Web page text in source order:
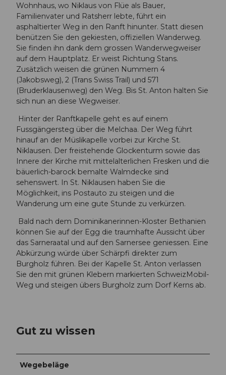
Wohnhaus, wo Niklaus von Flüe als Bauer,
Familienvater und Ratsherr lebte, führt ein
asphaltierter Weg in den Ranft hinunter. Statt diesen
benützen Sie den gekiesten, offiziellen Wanderweg.
Sie finden ihn dank dem grossen Wanderwegweiser
auf dem Hauptplatz. Er weist Richtung Stans.
Zusätzlich weisen die grünen Nummern 4
(Jakobsweg), 2 (Trans Swiss Trail) und 571
(Bruderklausenweg) den Weg. Bis St. Anton halten Sie
sich nun an diese Wegweiser.
Hinter der Ranftkapelle geht es auf einem
Fussgängersteg über die Melchaa. Der Weg führt
hinauf an der Müslikapelle vorbei zur Kirche St.
Niklausen. Der freistehende Glockenturm sowie das
Innere der Kirche mit mittelalterlichen Fresken und die
bäuerlich-barock bemalte Walmdecke sind
sehenswert. In St. Niklausen haben Sie die
Möglichkeit, ins Postauto zu steigen und die
Wanderung um eine gute Stunde zu verkürzen.
Bald nach dem Dominikanerinnen-Kloster Bethanien
können Sie auf der Egg die traumhafte Aussicht über
das Sarneraatal und auf den Sarnersee geniessen. Eine
Abkürzung würde über Schärpfi direkter zum
Burgholz führen. Bei der Kapelle St. Anton verlassen
Sie den mit grünen Klebern markierten SchweizMobil-
Weg und steigen übers Burgholz zum Dorf Kerns ab.
Gut zu wissen
Wegebeläge